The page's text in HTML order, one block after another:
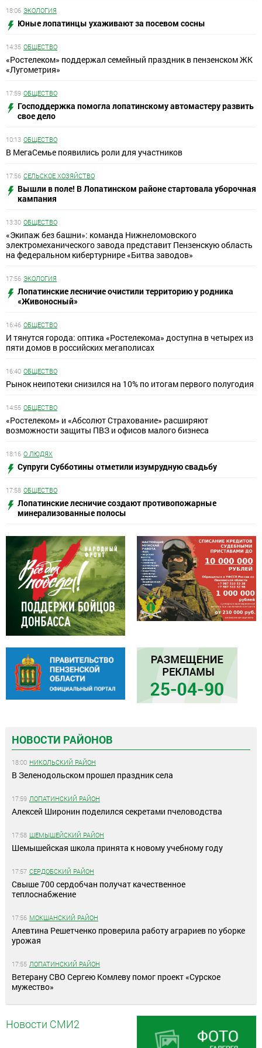
18:06 ЭКОЛОГИЯ
Юные лопатинцы ухаживают за посевом сосны
14:35 ОБЩЕСТВО
«Ростелеком» поддержал семейный праздник в пензенском ЖК
«Лугометрия»
17:59 ОБЩЕСТВО
Господдержка помогла лопатинскому автомастеру развить
свое дело
10:13 ОБЩЕСТВО
В МегаСемье появились роли для участников
17:56 СЕЛЬСКОЕ ХОЗЯЙСТВО
Вышли в поле! В Лопатинском районе стартовала уборочная
кампания
13:30 ОБЩЕСТВО
«Экипаж без башни»: команда Нижнеломовского
электромеханического завода представит Пензенскую область
на федеральном кибертурнире «Битва заводов»
17:56 ЭКОЛОГИЯ
Лопатинские лесничие очистили территорию у родника
«Живоносный»
16:46 ОБЩЕСТВО
И тянутся города: оптика «Ростелекома» доступна в четырех из
пяти домов в российских мегаполисах
16:40 ОБЩЕСТВО
Рынок неипотеки снизился на 10% по итогам первого полугодия
14:55 ОБЩЕСТВО
«Ростелеком» и «Абсолют Страхование» расширяют
возможности защиты ПВЗ и офисов малого бизнеса
18:16 О ЛЮДЯХ
Супруги Субботины отметили изумрудную свадьбу
17:58 ОБЩЕСТВО
Лопатинские лесничие создают противопожарные
минерализованные полосы
НОВОСТИ РАЙОНОВ
18:00 НИКОЛЬСКИЙ РАЙОН
В Зеленодольском прошел праздник села
17:59 ЛОПАТИНСКИЙ РАЙОН
Алексей Широнин поделился секретами пчеловодства
17:58 ШЕМЫШЕЙСКИЙ РАЙОН
Шемышейская школа принята к новому учебному году
17:57 СЕРДОБСКИЙ РАЙОН
Свыше 700 сердобчан получат качественное
теплоснабжение
17:56 МОКШАНСКИЙ РАЙОН
Алевтина Решетченко проверила работу аграриев по уборке
урожая
17:55 ЛОПАТИНСКИЙ РАЙОН
Ветерану СВО Сергею Комлеву помог проект «Сурское
мужество»
Новости СМИ2